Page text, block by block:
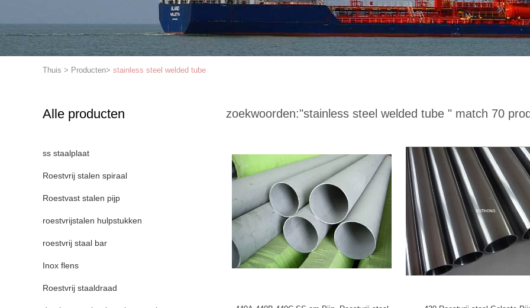
Thuis > Producten> stainless steel welded tube
Alle producten
ss staalplaat
Roestvrij stalen spiraal
Roestvast stalen pijp
roestvrijstalen hulpstukken
roestvrij staal bar
Inox flens
Roestvrij staaldraad
zoekwoorden:"stainless steel welded tube " match 70